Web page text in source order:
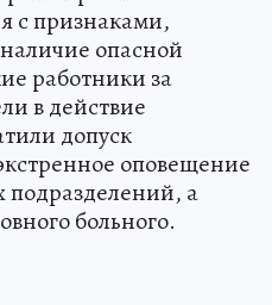
с признаками,
опасной
работники за
в действие
допуск
оповещение
подразделений, а
больного.